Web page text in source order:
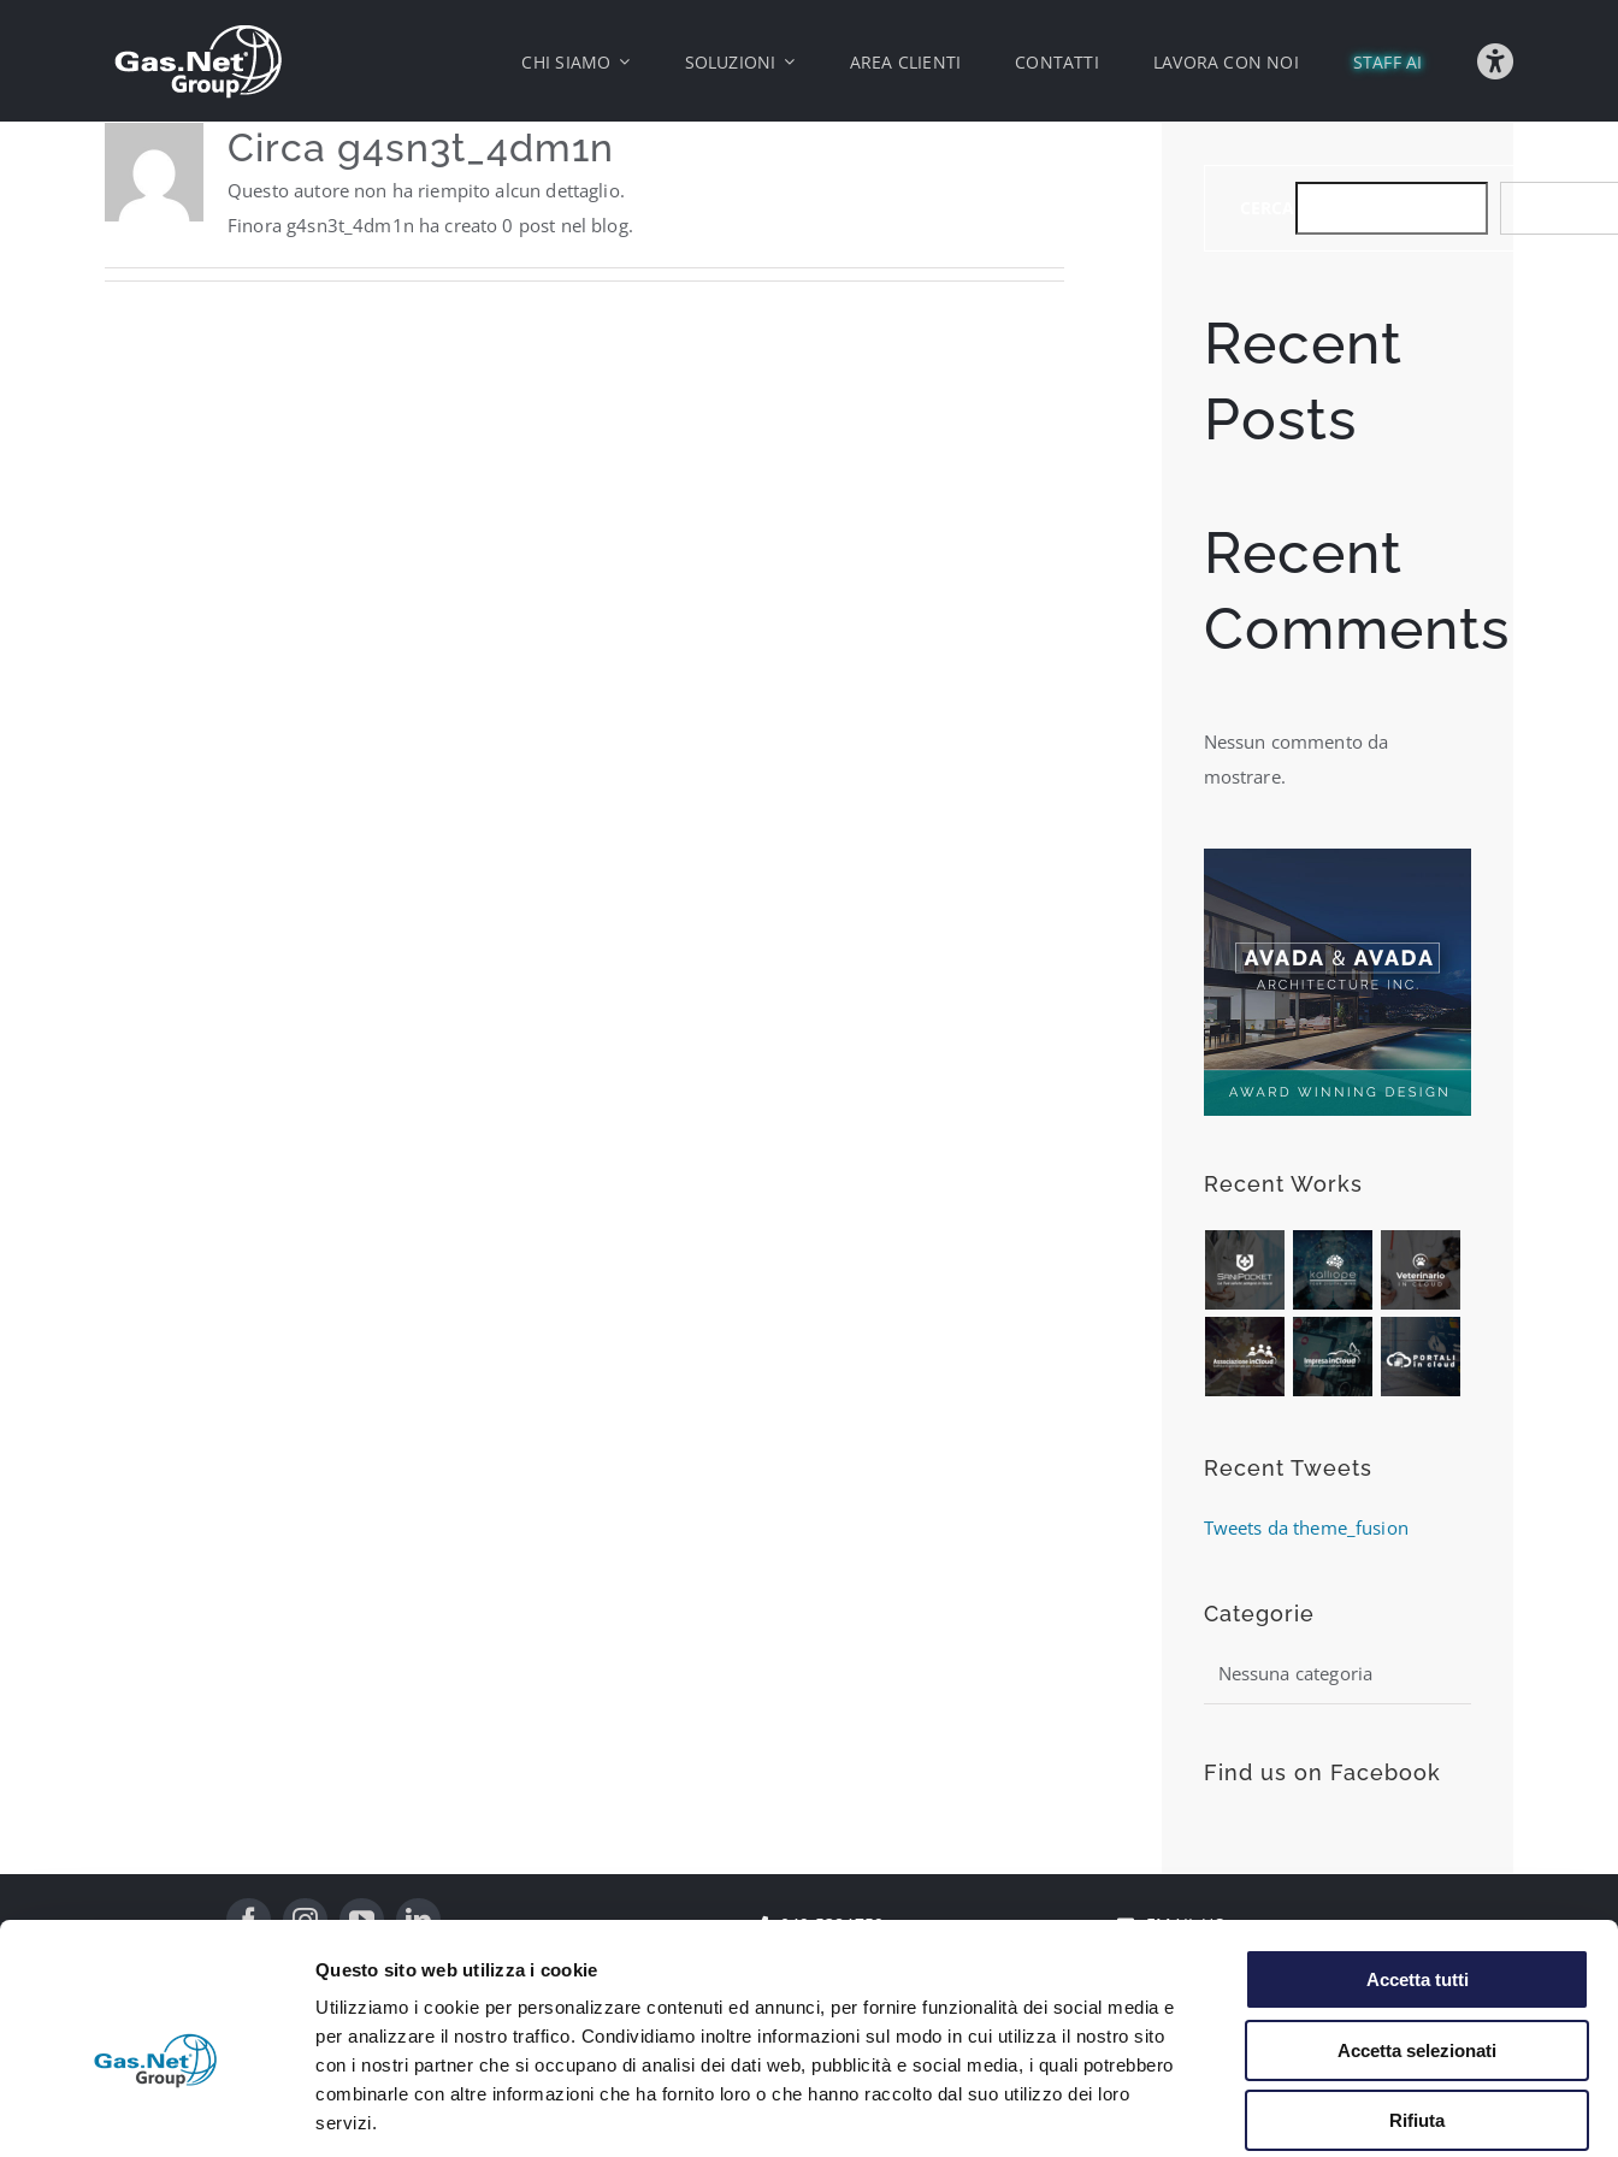
Questo sito web utilizza i cookie
Utilizziamo i cookie per personalizzare contenuti ed annunci, per fornire funzionalità dei social media e
per analizzare il nostro traffico. Condividiamo inoltre informazioni sul modo in cui utilizza il nostro sito
con i nostri partner che si occupano di analisi dei dati web, pubblicità e social media, i quali potrebbero
combinarle con altre informazioni che ha fornito loro o che hanno raccolto dal suo utilizzo dei loro
servizi.
Accetta tutti
Accetta selezionati
Rifiuta
CHI SIAMO SOLUZIONI AREA CLIENTI CONTATTI LAVORA CON NOI STAFF AI
Circa g4sn3t_4dm1n
Questo autore non ha riempito alcun dettaglio.
Finora g4sn3t_4dm1n ha creato 0 post nel blog.
Recent
Posts
Recent
Comments
Nessun commento da
mostrare.
Recent Works
Recent Tweets
Tweets da theme_fusion
Categorie
Nessuna categoria
Find us on Facebook
049 5384759 EMAIL US
Gas.Net Engineering s.r.l. – Via Roma, 1 35020 Tribano (PD)
Tel. 049 5384759 – P.Iva e Cod. Fiscale: 05735570284